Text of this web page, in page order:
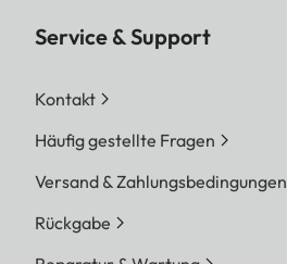
Service & Support
Kontakt
Häufig gestellte Fragen
Versand & Zahlungsbedingungen
Rückgabe